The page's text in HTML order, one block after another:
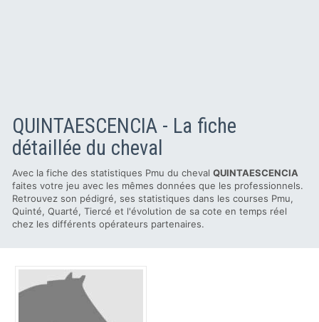
QUINTAESCENCIA - La fiche
détaillée du cheval
Avec la fiche des statistiques Pmu du cheval QUINTAESCENCIA
faites votre jeu avec les mêmes données que les professionnels.
Retrouvez son pédigré, ses statistiques dans les courses Pmu,
Quinté, Quarté, Tiercé et l'évolution de sa cote en temps réel
chez les différents opérateurs partenaires.